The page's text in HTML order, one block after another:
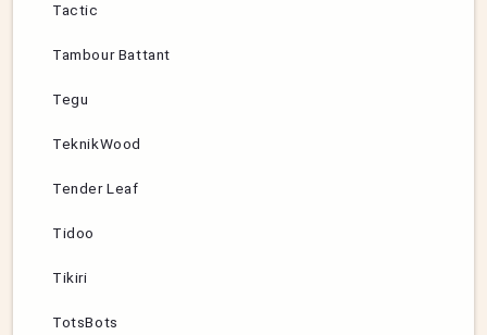
Tactic
Tambour Battant
Tegu
TeknikWood
Tender Leaf
Tidoo
Tikiri
TotsBots